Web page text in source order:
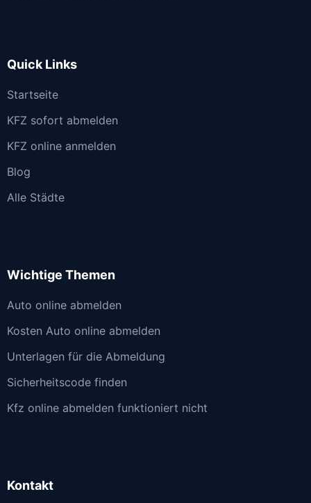
Quick Links
Startseite
KFZ sofort abmelden
KFZ online anmelden
Blog
Alle Städte
Wichtige Themen
Auto online abmelden
Kosten Auto online abmelden
Unterlagen für die Abmeldung
Sicherheitscode finden
Kfz online abmelden funktioniert nicht
Kontakt